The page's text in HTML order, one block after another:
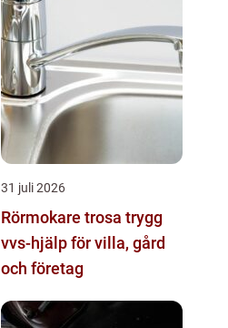
31 juli 2026
Rörmokare trosa trygg
vvs-hjälp för villa, gård
och företag